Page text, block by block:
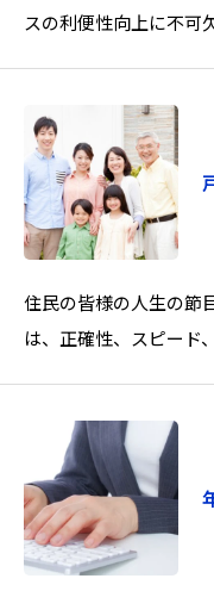
スの利便性向上に不可
住民の皆様の人生の節
は、正確性、スピード